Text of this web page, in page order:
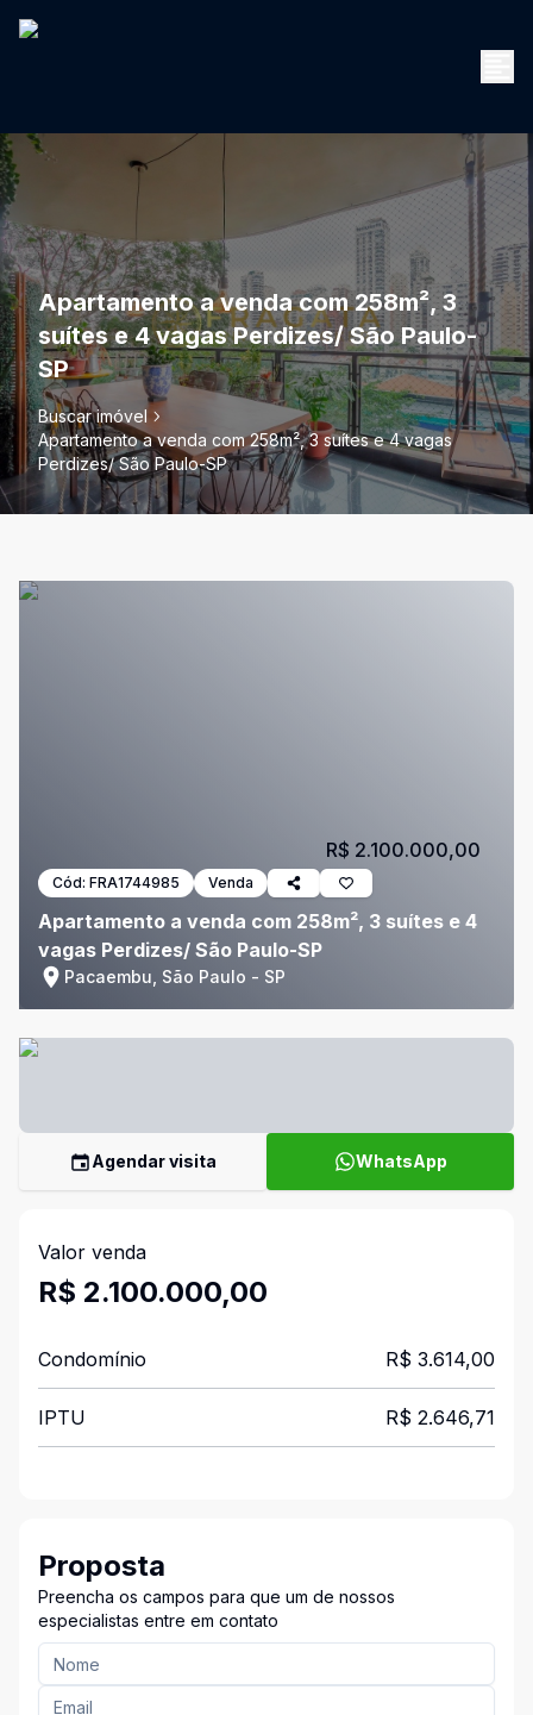
Apartamento a venda com 258m², 3
suítes e 4 vagas Perdizes/ São Paulo-
SP
Buscar imóvel
Apartamento a venda com 258m², 3 suítes e 4 vagas
Perdizes/ São Paulo-SP
Cód: FRA1744985 Venda
Apartamento a venda com 258m², 3 suítes e 4
vagas Perdizes/ São Paulo-SP
Pacaembu, São Paulo - SP
R$ 2.100.000,00
Agendar visita WhatsApp
Valor venda
R$ 2.100.000,00
Condomínio R$ 3.614,00
IPTU R$ 2.646,71
Proposta
Preencha os campos para que um de nossos
especialistas entre em contato